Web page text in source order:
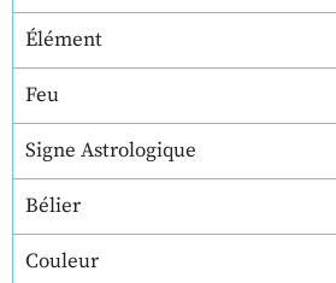
Élément
Feu
Signe Astrologique
Bélier
Couleur